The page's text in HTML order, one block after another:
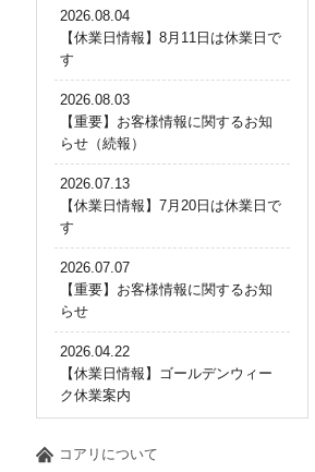
2026.08.04
【休業日情報】8月11日は休業日で
す
2026.08.03
【重要】お客様情報に関するお知
らせ（続報）
2026.07.13
【休業日情報】7月20日は休業日で
す
2026.07.07
【重要】お客様情報に関するお知
らせ
2026.04.22
【休業日情報】ゴールデンウィー
ク休業案内
コアリについて